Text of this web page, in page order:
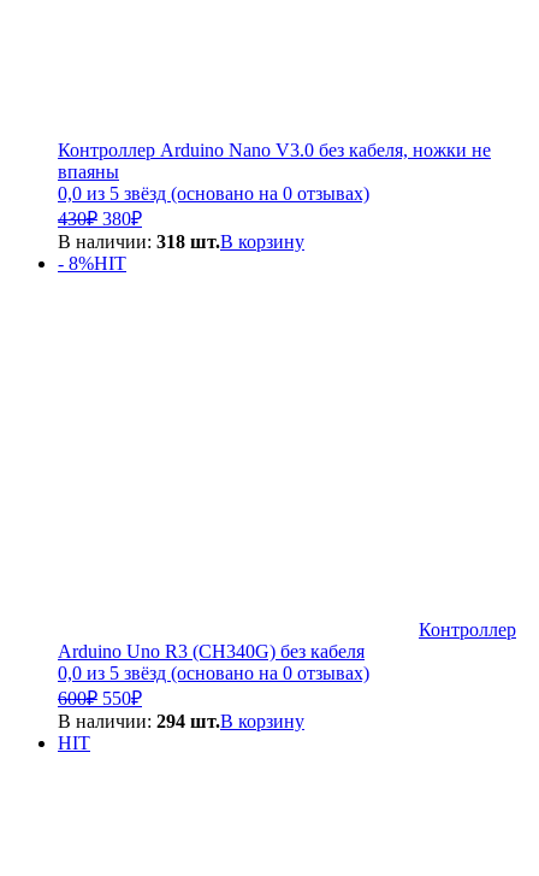
Контроллер Arduino Nano V3.0 без кабеля, ножки не
впаяны
0,0 из 5 звёзд (основано на 0 отзывах)
430₽ Первоначальная
цена
составляла
380₽Текущая
цена:
В наличии: 318 шт.В корзину
- 8%HIT
Контроллер
Arduino Uno R3 (CH340G) без кабеля
0,0 из 5 звёзд (основано на 0 отзывах)
600₽ Первоначальная
цена
550₽Текущая
цена:
В наличии: 294 шт.В корзину
HIT